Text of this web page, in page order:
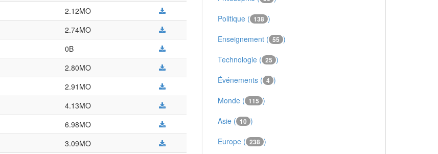
2.12MO
2.74MO
0B
2.80MO
2.91MO
4.13MO
6.98MO
3.09MO
Politique ( 138 )
Enseignement ( 55 )
Technologie ( 25 )
Événements ( 4 )
Monde ( 115 )
Asie ( 10 )
Europe ( 238 )